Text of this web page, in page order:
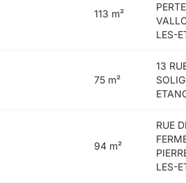
113 m²
LES-
75 m²
13
94 m²
RUE
LES-